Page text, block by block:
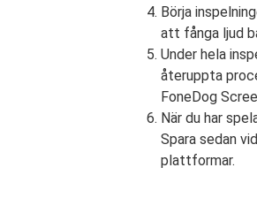
Börja
att fånga ljud
Under hela
återuppta
FoneDog
När du har
Spara sedan
plattformar.